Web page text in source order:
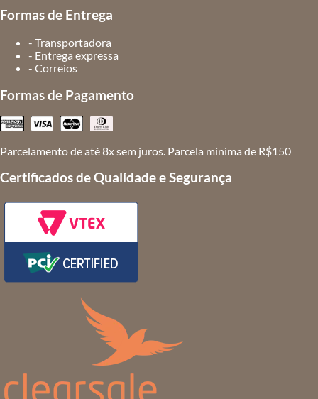
Formas de Entrega
- Transportadora
- Entrega expressa
- Correios
Formas de Pagamento
Parcelamento de até 8x sem juros. Parcela mínima de R$150
Certificados de Qualidade e Segurança